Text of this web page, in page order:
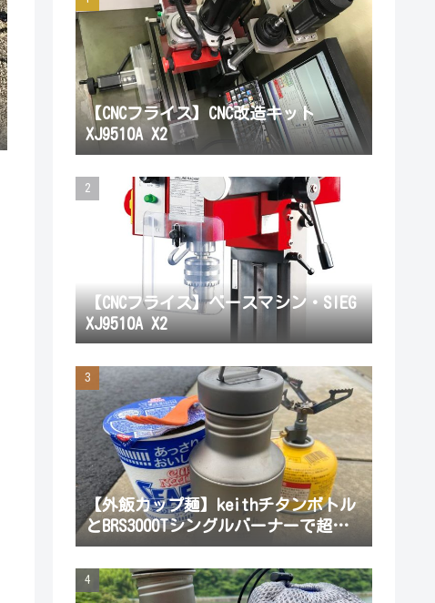
【CNCフライス】CNC改造キット
XJ9510A X2
【CNCフライス】ベースマシン・SIEG
XJ9510A X2
【外飯カップ麺】keithチタンボトル
とBRS3000Tシングルバーナーで超ミ
ニマム湯沸かしセット！荷物を増や
したくない釣りに最適だよ。軽い登
山もね。